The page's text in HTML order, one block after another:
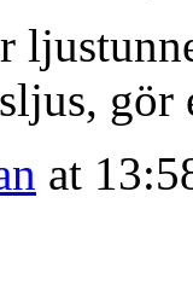
at